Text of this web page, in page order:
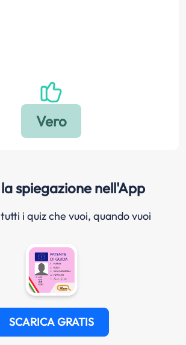
spiegazione nell'App
i quiz che vuoi, quando vuoi
SCARICA GRATIS